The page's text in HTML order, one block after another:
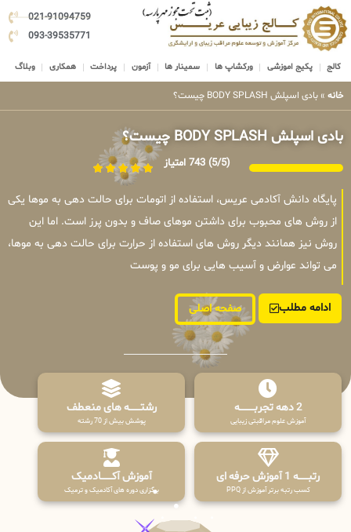
021-91094759
093-39535771
کالج پکیج اموزشی ورکشاپ ها سمینار ها آزمون پرداخت همکاری وبلاگ
خانه » بادی اسپلش BODY SPLASH چیست؟
بادی اسپلش BODY SPLASH چیست؟
(5/5) 743 امتیاز
پایگاه دانش آکادمی عریس، استفاده از اتومات برای حالت دهی به موها یکی
از روش های محبوب برای داشتن موهای صاف و بدون پرز است. اما این
روش نیز همانند دیگر روش های استفاده از حرارت برای حالت دهی به موها،
می تواند عوارض و آسیب هایی برای مو و پوست
ادامه مطلب صفحه اصلی
2 دهه تجربـــــــــه
آموزش علوم مراقبتی زیبایی
رشتـــــــه های منعطف
پوشش بیش از 70 رشته
رتبــــــه 1 آموزش حرفه ای
کسب رتبه برتر آموزش از PPQ
آموزش آکـــــــادمیک
برگزاری دوره های آکادمیک و ترمیک